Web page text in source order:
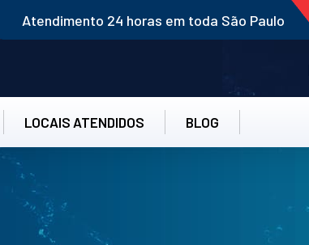
Atendimento 24 horas em toda São Paulo
LOCAIS ATENDIDOS BLOG